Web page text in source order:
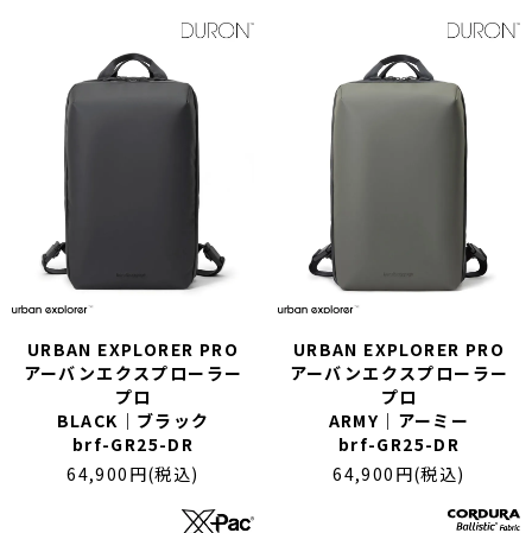
URBAN EXPLORER PRO
アーバンエクスプローラー
プロ
BLACK｜ブラック
brf-GR25-DR
64,900円(税込)
URBAN EXPLORER PRO
アーバンエクスプローラー
プロ
ARMY｜アーミー
brf-GR25-DR
64,900円(税込)